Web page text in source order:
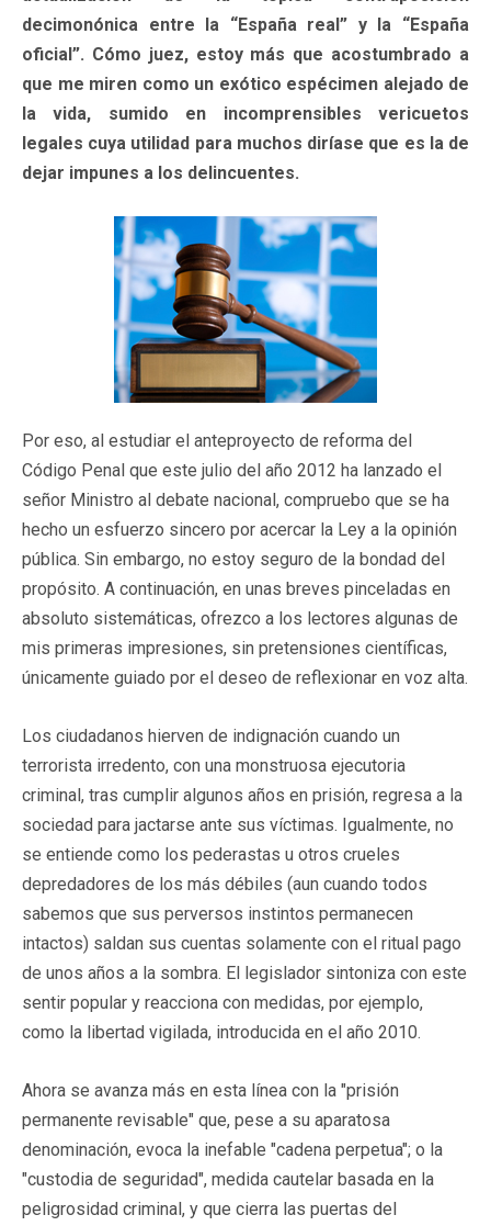
decimonónica entre la “España real” y la “España
oficial”. Cómo juez, estoy más que acostumbrado a
que me miren como un exótico espécimen alejado de
la vida, sumido en incomprensibles vericuetos
legales cuya utilidad para muchos diríase que es la de
dejar impunes a los delincuentes.
Por eso, al estudiar el anteproyecto de reforma del
Código Penal que este julio del año 2012 ha lanzado el
señor Ministro al debate nacional, compruebo que se ha
hecho un esfuerzo sincero por acercar la Ley a la opinión
pública. Sin embargo, no estoy seguro de la bondad del
propósito. A continuación, en unas breves pinceladas en
absoluto sistemáticas, ofrezco a los lectores algunas de
mis primeras impresiones, sin pretensiones científicas,
únicamente guiado por el deseo de reflexionar en voz alta.
Los ciudadanos hierven de indignación cuando un
terrorista irredento, con una monstruosa ejecutoria
criminal, tras cumplir algunos años en prisión, regresa a la
sociedad para jactarse ante sus víctimas. Igualmente, no
se entiende como los pederastas u otros crueles
depredadores de los más débiles (aun cuando todos
sabemos que sus perversos instintos permanecen
intactos) saldan sus cuentas solamente con el ritual pago
de unos años a la sombra. El legislador sintoniza con este
sentir popular y reacciona con medidas, por ejemplo,
como la libertad vigilada, introducida en el año 2010.
Ahora se avanza más en esta línea con la "prisión
permanente revisable" que, pese a su aparatosa
denominación, evoca la inefable "cadena perpetua"; o la
"custodia de seguridad", medida cautelar basada en la
peligrosidad criminal, y que cierra las puertas del